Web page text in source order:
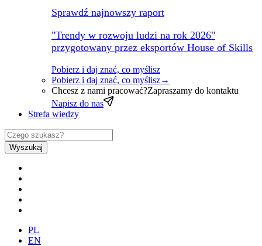
Sprawdź najnowszy raport
"Trendy w rozwoju ludzi na rok 2026"
przygotowany przez eksportów House of Skills
Pobierz i daj znać, co myślisz
Pobierz i daj znać, co myślisz→
Chcesz z nami pracować?Zapraszamy do kontaktu
Napisz do nas
Strefa wiedzy
Wyszukaj
PL
EN